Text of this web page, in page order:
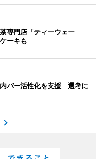
専門店「ティーウェー
ーキも
バー活性化を支援 選考に